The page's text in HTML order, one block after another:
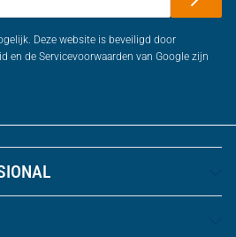
Deze website is beveiligd door
en de Servicevoorwaarden van Google zijn